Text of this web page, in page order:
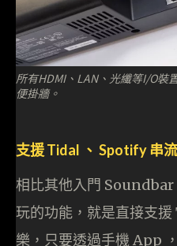
所有HDMI、LAN、光纖等I/O裝
便掛牆。
支援 Tidal 、 Spotify 串流
相比其他入門
玩的功能，就是直接支
樂，只要透過手機 App